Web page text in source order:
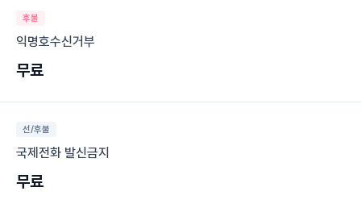
후불
익명호수신거부
무료
선/후불
국제전화 발신금지
무료